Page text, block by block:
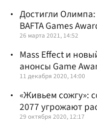
Достигли
BAFTA Games
26 марта 2021, 14:52
Mass Effect и
анонсы Game
11 декабря 2020, 14:00
«Живьем сожгу»:
2077 угрожают
29 октября 2020, 12:17